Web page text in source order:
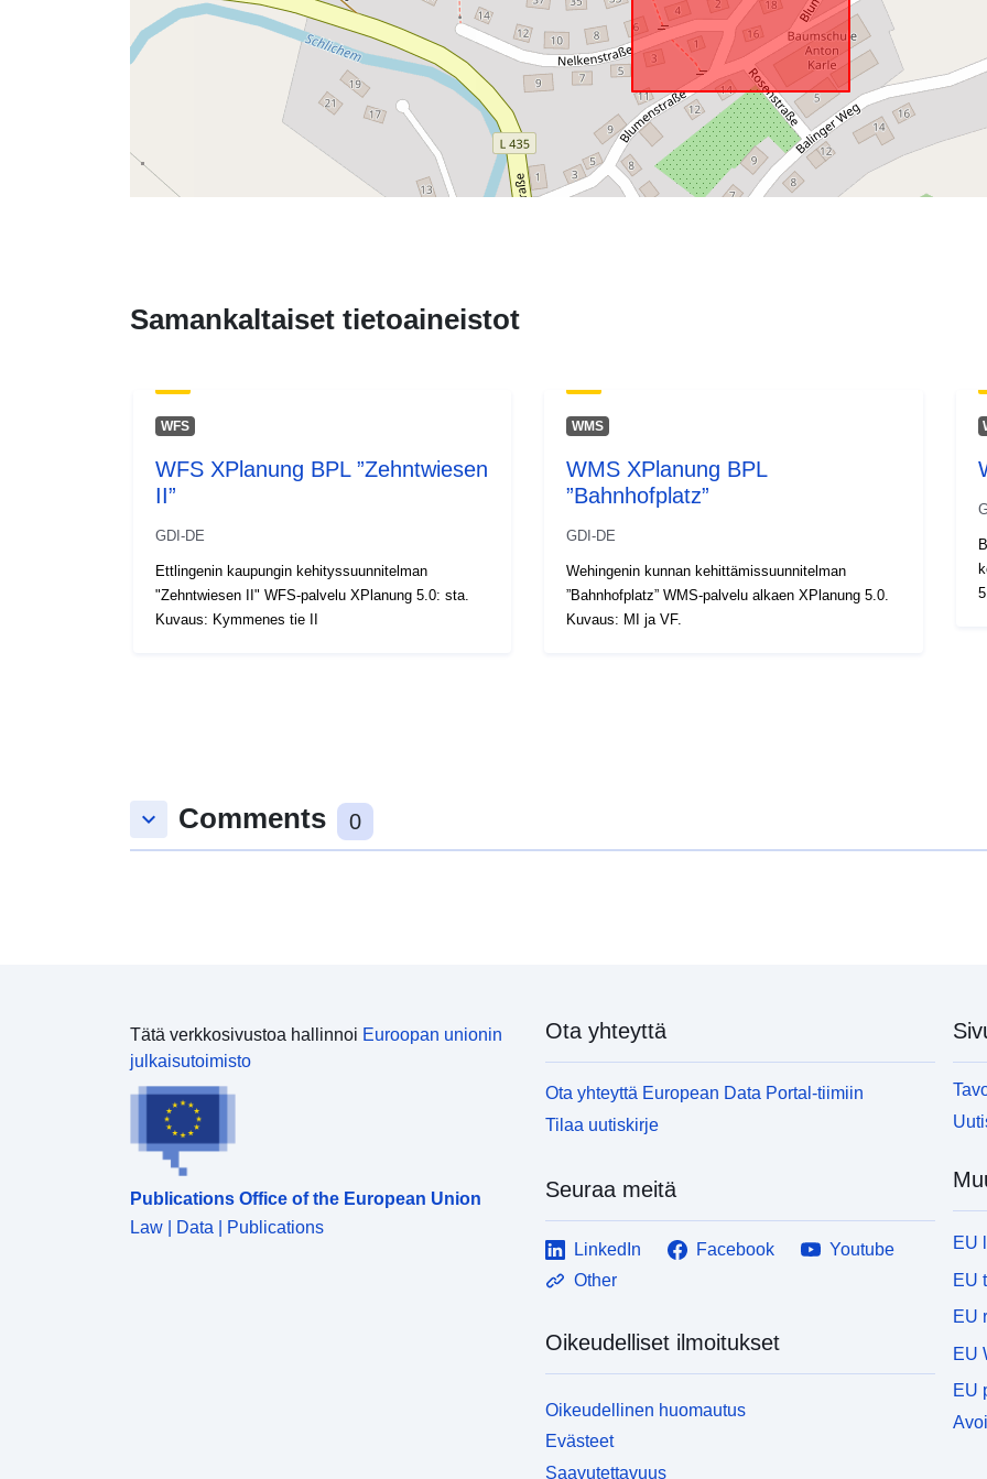
Samankaltaiset tietoaineistot
WFS
WFS XPlanung BPL ”Zehntwiesen
II”
GDI-DE
Ettlingenin kaupungin kehityssuunnitelman
"Zehntwiesen II" WFS-palvelu XPlanung 5.0: sta.
Kuvaus: Kymmenes tie II
WMS
WMS XPlanung BPL
”Bahnhofplatz”
GDI-DE
Wehingenin kunnan kehittämissuunnitelman
”Bahnhofplatz” WMS-palvelu alkaen XPlanung 5.0.
Kuvaus: MI ja VF.
keyboard_arrow_down Comments 0
Tätä verkkosivustoa hallinnoi Euroopan unionin
julkaisutoimisto
Publications Office of the European Union
Law | Data | Publications
Ota yhteyttä
Ota yhteyttä European Data Portal-tiimiin
Tilaa uutiskirje
Seuraa meitä
LinkedIn Facebook
Youtube
Other
Oikeudelliset ilmoitukset
Oikeudellinen huomautus
Evästeet
Saavutettavuus
EU
EU
EU
EU
EU